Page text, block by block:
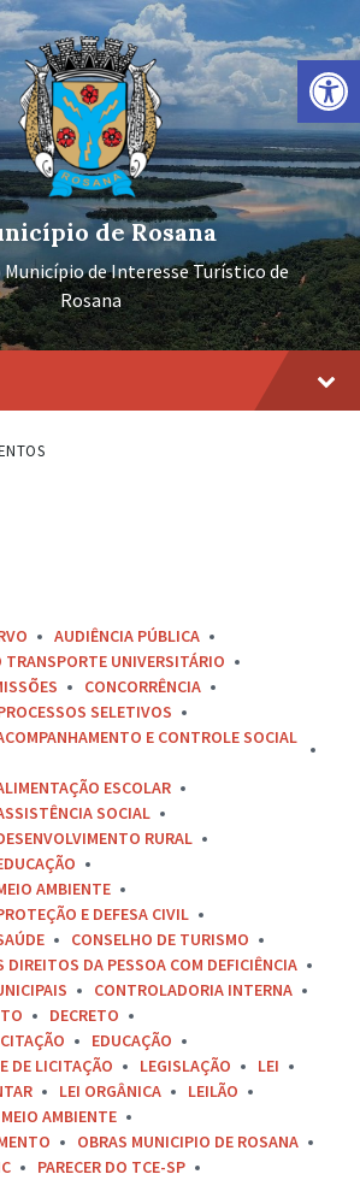
Barra de Ferramentas Aberta
de Rosana
de Interesse Turístico de
Rosana
AUDIÊNCIA PÚBLICA
UNIVERSITÁRIO
CONCORRÊNCIA
SELETIVOS
E CONTROLE SOCIAL
ESCOLAR
SOCIAL
RURAL
AMBIENTE
E DEFESA CIVIL
CONSELHO DE TURISMO
DIREITOS DA PESSOA COM DEFICIÊNCIA
CONTROLADORIA INTERNA
DECRETO
EDUCAÇÃO
DE LICITAÇÃO
LEGISLAÇÃO
LEI
LEI ORGÂNICA
LEILÃO
MEIO AMBIENTE
OBRAS MUNICIPIO DE ROSANA
PARECER DO TCE-SP